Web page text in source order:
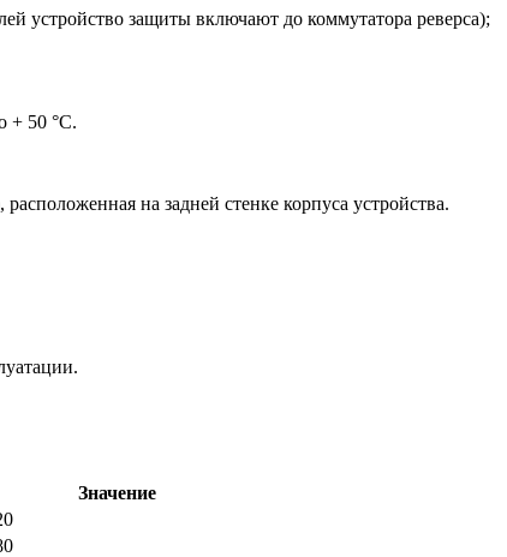
устройство защиты включают до коммутатора реверса);
+ 50 °С.
на задней стенке корпуса устройства.
Значение